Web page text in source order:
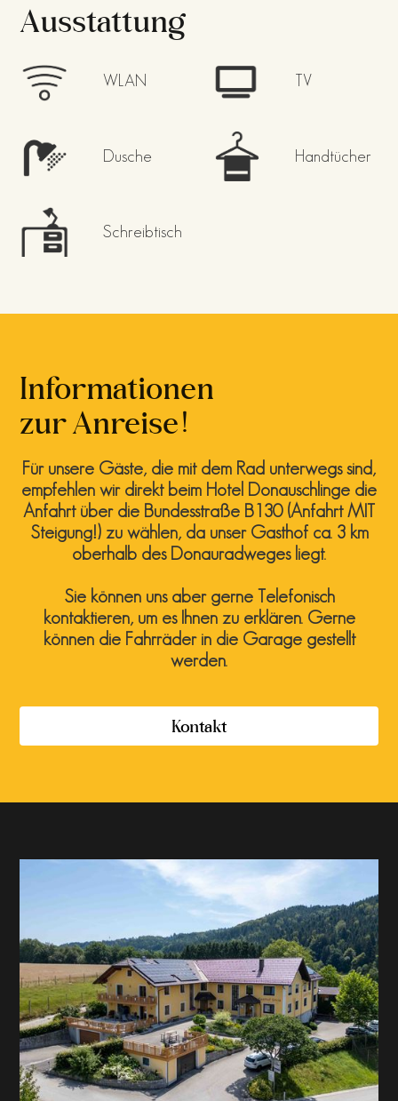
Ausstattung
WLAN TV
Dusche Handtücher
Schreibtisch
Informationen
zur Anreise!
Für unsere Gäste, die mit dem Rad unterwegs sind,
empfehlen wir direkt beim Hotel Donauschlinge die
Anfahrt über die Bundesstraße B130 (Anfahrt MIT
Steigung!) zu wählen, da unser Gasthof ca. 3 km
oberhalb des Donauradweges liegt.
Sie können uns aber gerne Telefonisch
kontaktieren, um es Ihnen zu erklären. Gerne
können die Fahrräder in die Garage gestellt
werden.
Kontakt